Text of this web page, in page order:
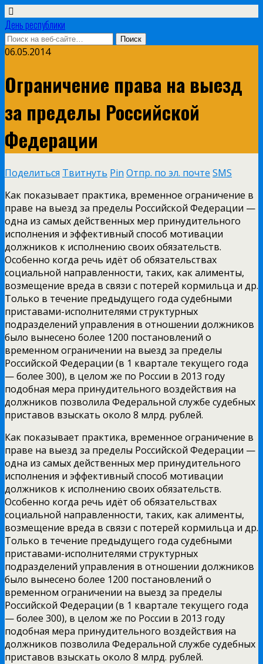
День республики
06.05.2014
Ограничение права на выезд
за пределы Российской
Федерации
Поделиться Твитнуть Pin Отпр. по эл. почте SMS
Как показывает практика, временное ограничение в
праве на выезд за пределы Российской Федерации —
одна из самых действенных мер принудительного
исполнения и эффективный способ мотивации
должников к исполнению своих обязательств.
Особенно когда речь идёт об обязательствах
социальной направленности, таких, как алименты,
возмещение вреда в связи с потерей кормильца и др.
Только в течение предыдущего года судебными
приставами­-исполнителями структурных
подразделений управления в отношении должников
было вынесено более 1200 постановлений о
временном ограничении на выезд за пределы
Российской Федерации (в 1 квартале текущего года
— более 300), в целом же по России в 2013 году
подобная мера принудительного воздействия на
должников позволила Федеральной службе судебных
приставов взыскать около 8 млрд. рублей.
Как показывает практика, временное ограничение в
праве на выезд за пределы Российской Федерации —
одна из самых действенных мер принудительного
исполнения и эффективный способ мотивации
должников к исполнению своих обязательств.
Особенно когда речь идёт об обязательствах
социальной направленности, таких, как алименты,
возмещение вреда в связи с потерей кормильца и др.
Только в течение предыдущего года судебными
приставами­-исполнителями структурных
подразделений управления в отношении должников
было вынесено более 1200 постановлений о
временном ограничении на выезд за пределы
Российской Федерации (в 1 квартале текущего года
— более 300), в целом же по России в 2013 году
подобная мера принудительного воздействия на
должников позволила Федеральной службе судебных
приставов взыскать около 8 млрд. рублей.